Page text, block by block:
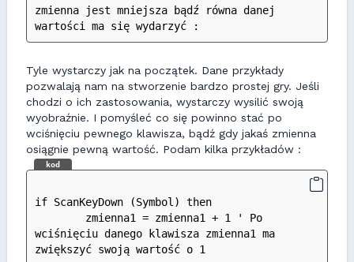
zmienna jest mniejsza bądź równa danej
wartości ma się wydarzyć :
Tyle wystarczy jak na początek. Dane przykłady
pozwalają nam na stworzenie bardzo prostej gry. Jeśli
chodzi o ich zastosowania, wystarczy wysilić swoją
wyobraźnie. I pomyśleć co się powinno stać po
wciśnięciu pewnego klawisza, bądź gdy jakaś zmienna
osiągnie pewną wartość. Podam kilka przykładów :
kod
if ScanKeyDown (Symbol) then
wciśnięciu danego klawisza zmienna1 ma
zwiększyć swoją wartość o 1